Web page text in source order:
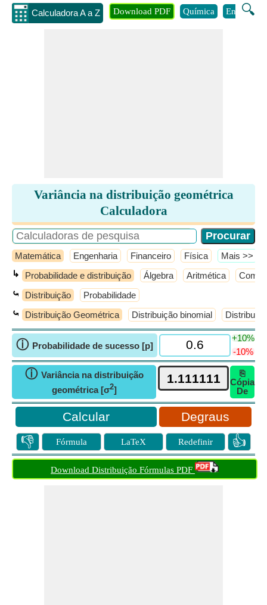
Calculadora A a Z 🔍
Download PDF Química
Variância na distribuição geométrica
Calculadora
Matemática Engenharia Financeiro Física ​Mais >>
↳ Probabilidade e distribuição Álgebra Aritmética
⤿ Distribuição Probabilidade
⤿ Distribuição Geométrica Distribuição binomial
ⓘ Probabilidade de sucesso [p]
+10%
-10%
ⓘ Variância na distribuição
geométrica [σ2]
⎘
Cópia
De
Degraus
👎 Fórmula LaTeX Redefinir 👍
Download Distribuição Fórmulas PDF